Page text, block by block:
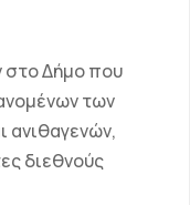
στο Δήμο που
των
ανιθαγενών,
διεθνούς